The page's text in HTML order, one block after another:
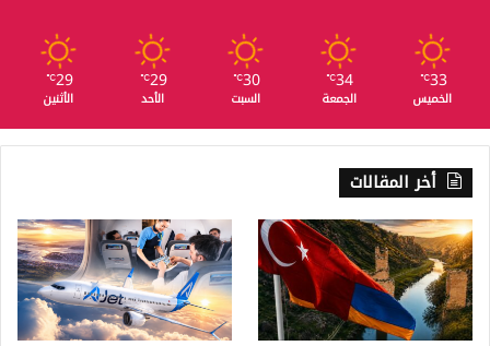
33
℃
الخميس
34
℃
الجمعة
30
℃
السبت
29
℃
الأحد
29
℃
الأثنين
أخر المقالات